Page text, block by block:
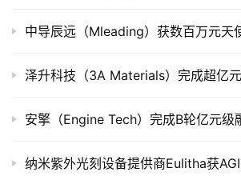
数
业
学
中导辰远（Mleading）获数百万元天
泽升科技（3A Materials）完成超亿
安擎（Engine Tech）完成B轮亿元级
纳米紫外光刻设备提供商Eulitha获